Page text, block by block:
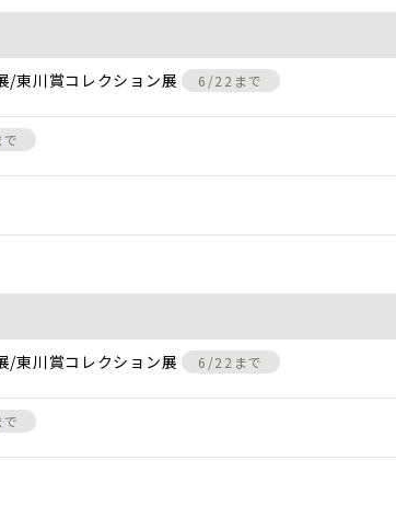
/東川賞コレクション展 6/22まで
/東川賞コレクション展 6/22まで